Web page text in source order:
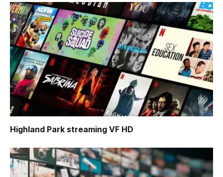
Highland Park streaming VF HD